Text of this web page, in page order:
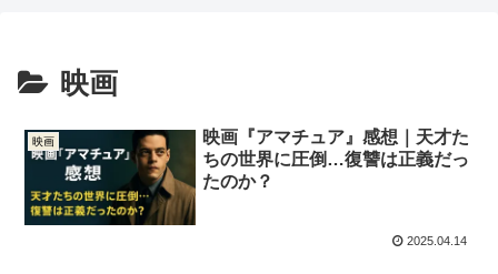
映画
映画
映画『アマチュア』感想｜天才た
ちの世界に圧倒…復讐は正義だっ
たのか？
2025.04.14